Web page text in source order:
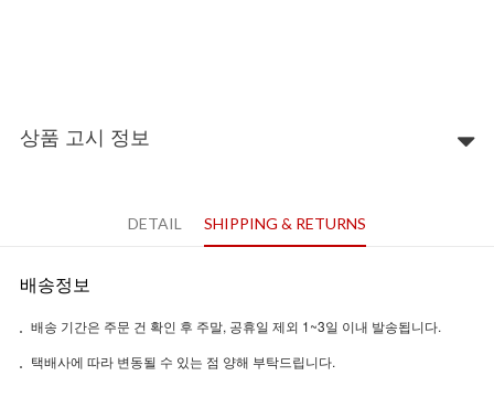
상품 고시 정보
DETAIL SHIPPING & RETURNS
배송정보
배송 기간은 주문 건 확인 후 주말, 공휴일 제외 1~3일 이내 발송됩니다.
택배사에 따라 변동될 수 있는 점 양해 부탁드립니다.